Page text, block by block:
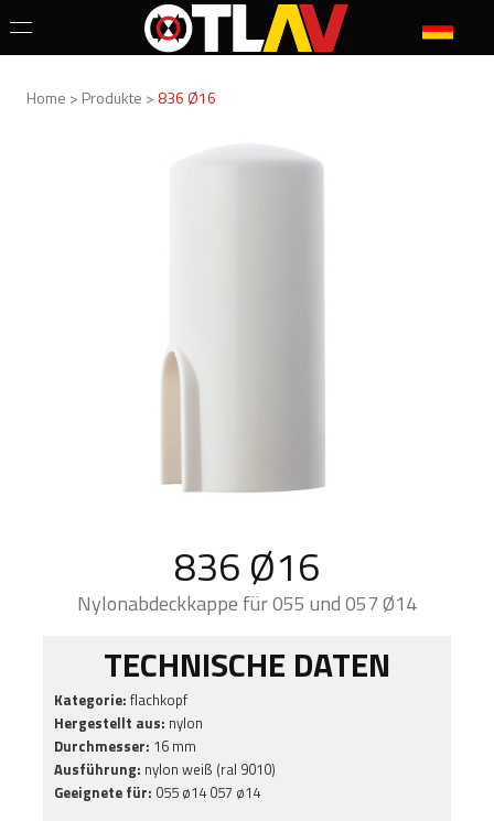
Home > Produkte > 836 Ø16
836 Ø16
Nylonabdeckkappe für 055 und 057 Ø14
TECHNISCHE DATEN
Kategorie: flachkopf
Hergestellt aus: nylon
Durchmesser: 16 mm
Ausführung: nylon weiß (ral 9010)
Geeignete für: 055 ø14 057 ø14